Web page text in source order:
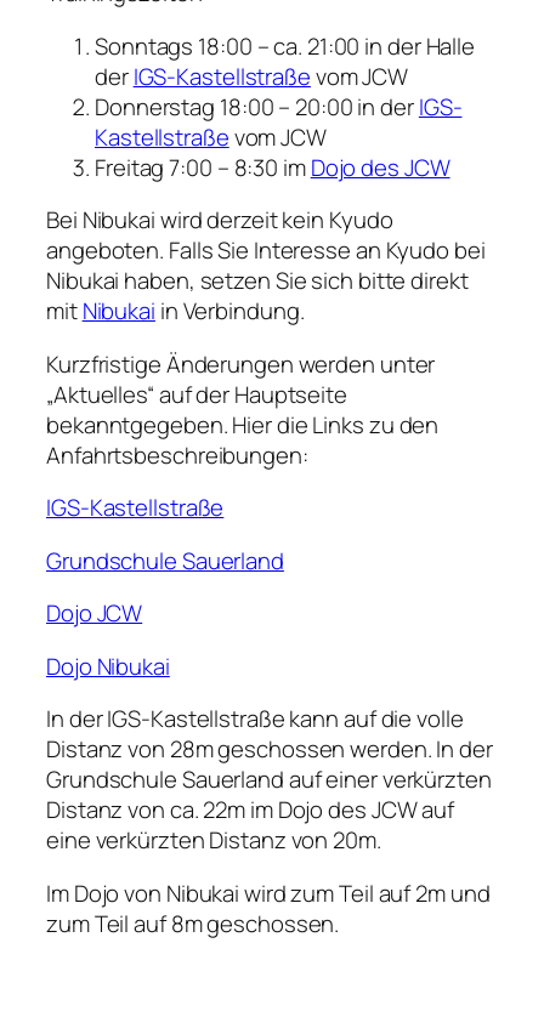
Sonntags 18:00 – ca. 21:00 in der Halle
derIGS-Kastellstraßevom JCW
Donnerstag 18:00 – 20:00 in derIGS-
Kastellstraßevom JCW
Freitag 7:00 – 8:30 imDojo des JCW
Bei Nibukai wird derzeit kein Kyudo
angeboten. Falls Sie Interesse an Kyudo bei
Nibukai haben, setzen Sie sich bitte direkt
mitNibukai in Verbindung.
Kurzfristige Änderungen werden unter
„Aktuelles“ auf der Hauptseite
bekanntgegeben. Hier die Links zu den
Anfahrtsbeschreibungen:
IGS-Kastellstraße
Grundschule Sauerland
Dojo JCW
Dojo Nibukai
In der IGS-Kastellstraße kann auf die volle
Distanz von 28m geschossen werden. In der
Grundschule Sauerland auf einer verkürzten
Distanz von ca. 22m im Dojo des JCW auf
eine verkürzten Distanz von 20m.
Im Dojo von Nibukai wird zum Teil auf 2m und
zum Teil auf 8m geschossen.